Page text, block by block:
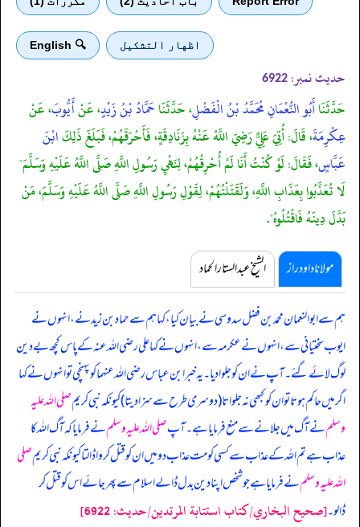
اظهار التشكيل 🔍 English
حدیث نمبر: 6922
حَدَّثَنَاأَبُو النُّعْمَانِ مُحَمَّدُ بْنُ الْفَضْلِ، حَدَّثَنَاحَمَّادُ بْنُ زَيْدٍ، عَنْأَيُّوبَ، عَنْ
عِكْرِمَةَ، قَالَ: أُتِيَ عَلِيٌّ رَضِيَ اللَّهُ عَنْهُ بِزَنَادِقَةٍ، فَأَحْرَقَهُمْ، فَبَلَغَ ذَلِكَابْنَ
عَبَّاسٍ، فَقَالَ: لَوْ كُنْتُ أَنَا لَمْ أُحْرِقْهُمْ، لِنَهْيِ رَسُولِ اللَّهِ صَلَّى اللَّهُ عَلَيْهِ وَسَلَّمَ"
لَا تُعَذِّبُوا بِعَذَابِ اللَّهِ، وَلَقَتَلْتُهُمْ، لِقَوْلِ رَسُولِ اللَّهِ صَلَّى اللَّهُ عَلَيْهِ وَسَلَّمَ، مَنْ
بَدَّلَ دِينَهُ فَاقْتُلُوهُ".
مولانا داود راز الشیخ عبدالستار الحماد
ہم سے ابوالنعمان محمد بن فضل سدوسی نے بیان کیا، کہا ہم سے حماد بن زید نے، انہوں نے
ایوب سختیانی سے، انہوں نے عکرمہ سے، انہوں نے کہاعلی رضی اللہ عنہ کے پاس کچھ بےدین
لوگ لائے گئے۔ آپ نے ان کو جلوا دیا۔ یہ خبر ابن عباس رضی اللہ عنہما کو پہنچی تو انہوں نے کہا
اگر میں حاکم ہوتا تو ان کو کبھی نہ جلواتا (دوسری طرح سے سزا دیتا) کیونکہ نبی کریمصلی اللہ علیہ
وسلمنے آگ میں جلانے سے منع فرمایا ہے۔ آپصلی اللہ علیہ وسلمنے فرمایا کہ آگ اللہ کا
عذاب ہے تم اللہ کے عذاب سے کسی کو مت عذاب دو میں ان کو قتل کروا ڈالتا کیونکہ نبی کریمصلی
اللہ علیہ وسلمنے فرمایا ہے جو شخص اپنا دین بدل ڈالے اسلام سے پھر جائے اس کو قتل کر
ڈالو۔[صحيح البخاري/كتاب استتابة المرتدين/حدیث: 6922]